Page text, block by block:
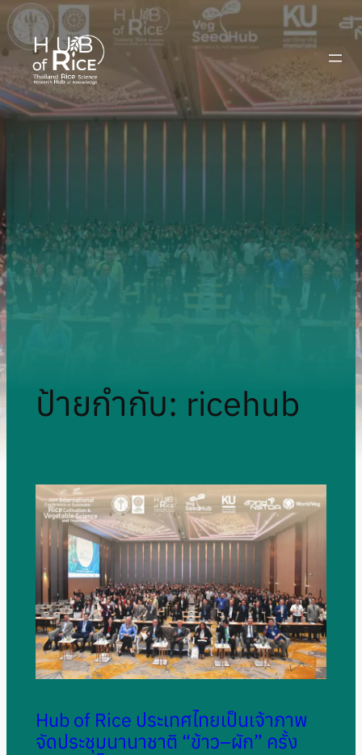
ข้าม
ไป
ยัง
เนื้อหา
ป้ายกำกับ: ricehub
Hub of Rice ประเทศไทยเป็นเจ้าภาพ
จัดประชุมนานาชาติ “ข้าว–ผัก” ครั้ง